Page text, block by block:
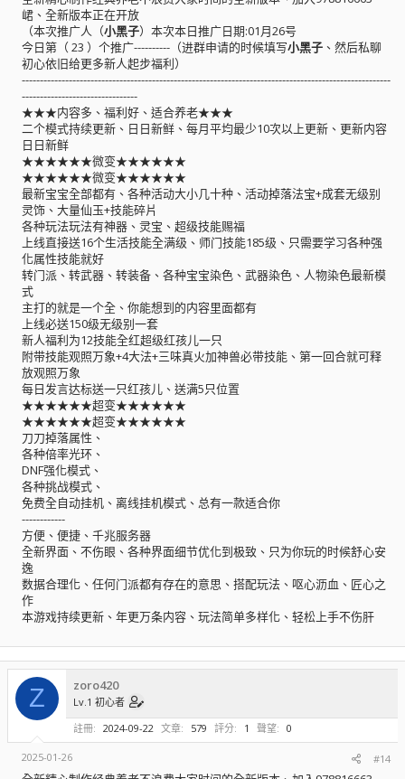
峮、全新版本正在开放
（本次推广人（小黑子）本次本日推广日期:01月26号
今日第（ 23 ）个推广----------（进群申请的时候填写小黑子 、然后私聊
初心依旧给更多新人起步福利）
------------------------------------------------------------------------------------------------------
--------------------------------
★★★内容多、福利好、适合养老★★★
二个模式持续更新、日日新鲜、每月平均最少10次以上更新、更新内容
日日新鲜
★★★★★★微变★★★★★★
★★★★★★微变★★★★★★
最新宝宝全部都有、各种活动大小几十种、活动掉落法宝+成套无级别
灵饰、大量仙玉+技能碎片
各种玩法玩法有神器、灵宝、超级技能赐福
上线直接送16个生活技能全满级、师门技能185级、只需要学习各种强
化属性技能就好
转门派、转武器、转装备、各种宝宝染色、武器染色、人物染色最新模
式
主打的就是一个全、你能想到的内容里面都有
上线必送150级无级别一套
新人福利为12技能全红超级红孩儿一只
附带技能观照万象+4大法+三味真火加神兽必带技能、第一回合就可释
放观照万象
每日发言达标送一只红孩儿、送满5只位置
★★★★★★超变★★★★★★
★★★★★★超变★★★★★★
刀刀掉落属性、
各种倍率光环、
DNF强化模式、
各种挑战模式、
免费全自动挂机、离线挂机模式、总有一款适合你
------------
方便、便捷、千兆服务器
全新界面、不伤眼、各种界面细节优化到极致、只为你玩的时候舒心安
逸
数据合理化、任何门派都有存在的意思、搭配玩法、呕心沥血、匠心之
作
本游戏持续更新、年更万条内容、玩法简单多样化、轻松上手不伤肝
Z zoro420
Lv.1 初心者
註冊
2024-09-22 文章 579 評分 1 聲望 0
2025-01-26 #14